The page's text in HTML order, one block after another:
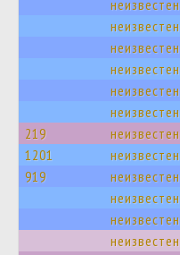
неизвестен
неизвестен
неизвестен
неизвестен
неизвестен
неизвестен
219 неизвестен
1201 неизвестен
919 неизвестен
неизвестен
неизвестен
неизвестен